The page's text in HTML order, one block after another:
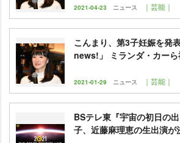
2021-04-23 ニュース ｜芸能｜
こんまり、第3子妊娠を発
news!」 ミランダ・カー
2021-01-29 ニュース ｜芸能｜
BSテレ東『宇宙の初日の
子、近藤麻理恵の生出演が